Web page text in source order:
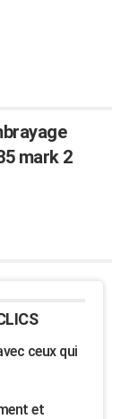
mark 2
ceux qui
et